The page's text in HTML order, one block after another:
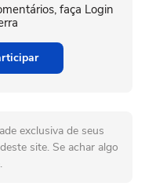
faça Login
exclusiva de seus
site. Se achar algo